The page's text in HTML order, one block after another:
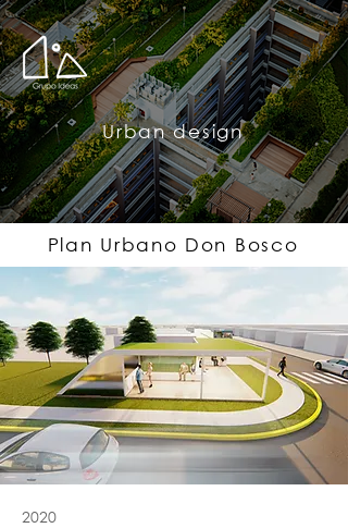
Urban design
Plan Urbano Don Bosco
2020